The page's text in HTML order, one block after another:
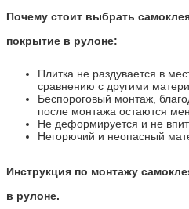
Почему стоит выбрать
покрытие в рулоне:
Плитка не раздувается в
сравнению с другими
Беспороговый монтаж,
после монтажа остаются
Не деформируется и не
Негорючий и неопасный
Инструкция по монтажу
в рулоне.